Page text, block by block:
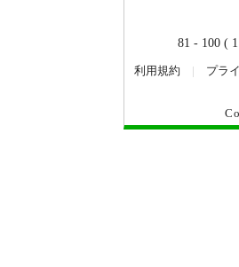
81 - 100 (
利用規約 プラ